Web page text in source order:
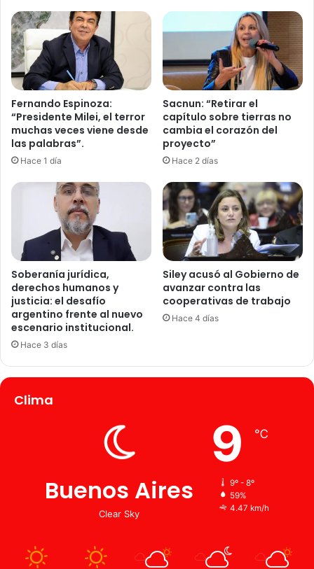
a
n
a
y
u
a
a
r
V
u
e
l
a
Fernando Espinoza:
“Presidente Milei, el terror
muchas veces viene desde
las palabras”.
Hace 1 día
Sacnun: “Retirar el
capítulo sobre tierras no
cambia el corazón del
proyecto”
Hace 2 días
Soberanía jurídica,
derechos humanos y
justicia: el desafío
argentino frente al nuevo
escenario institucional.
Hace 3 días
Siley acusó al Gobierno de
avanzar contra las
cooperativas de trabajo
Hace 4 días
Clima
Buenos Aires
Clear Sky
9 ℃
9º - 8º
59%
4.47 km/h